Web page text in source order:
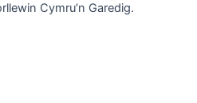
Cymru’n Garedig.